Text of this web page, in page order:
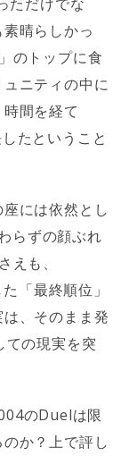
晴らしかっ
のトップに食
ニティの中に
間を経て
たということ
には依然とし
らずの顔ぶれ
えも、
「最終順位」
、そのまま発
ての現実を突
のDuelは限
か？上で評し